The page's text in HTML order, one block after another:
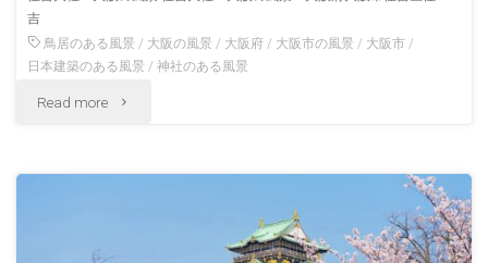
風
景"
吉
鳥居のある風景 / 大阪の風景 / 大阪府 / 大阪市の風景 / 大阪市 /
日本建築のある風景 /神社のある風景
Read more "住